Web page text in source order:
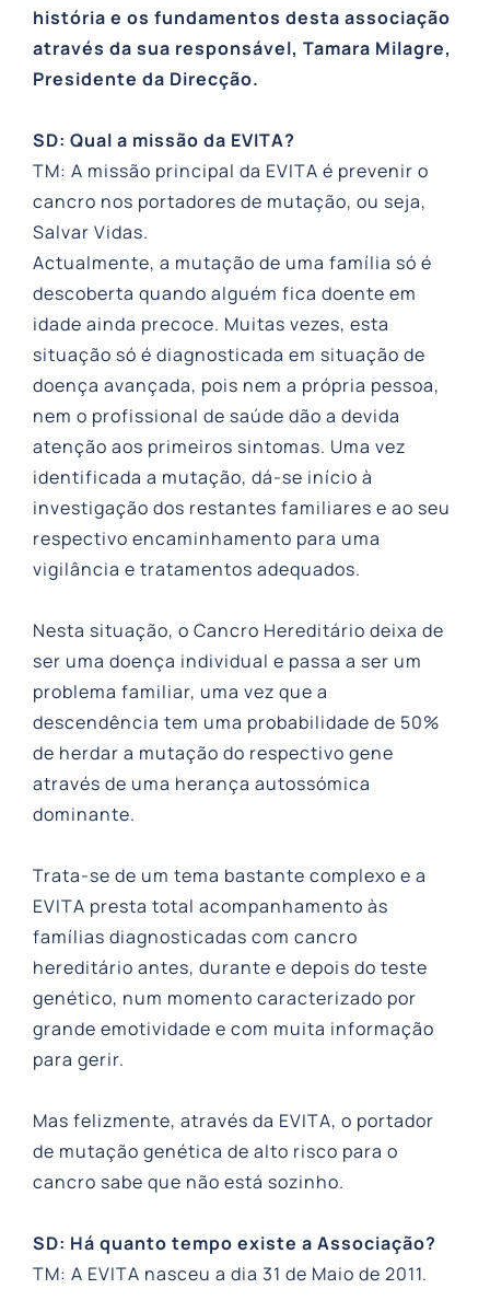
história e os fundamentos desta associação
através da sua responsável, Tamara Milagre,
Presidente da Direcção.
SD: Qual a missão da EVITA?
TM: A missão principal da EVITA é prevenir o
cancro nos portadores de mutação, ou seja,
Salvar Vidas.
Actualmente, a mutação de uma família só é
descoberta quando alguém fica doente em
idade ainda precoce. Muitas vezes, esta
situação só é diagnosticada em situação de
doença avançada, pois nem a própria pessoa,
nem o profissional de saúde dão a devida
atenção aos primeiros sintomas. Uma vez
identificada a mutação, dá-se início à
investigação dos restantes familiares e ao seu
respectivo encaminhamento para uma
vigilância e tratamentos adequados.
Nesta situação, o Cancro Hereditário deixa de
ser uma doença individual e passa a ser um
problema familiar, uma vez que a
descendência tem uma probabilidade de 50%
de herdar a mutação do respectivo gene
através de uma herança autossómica
dominante.
Trata-se de um tema bastante complexo e a
EVITA presta total acompanhamento às
famílias diagnosticadas com cancro
hereditário antes, durante e depois do teste
genético, num momento caracterizado por
grande emotividade e com muita informação
para gerir.
Mas felizmente, através da EVITA, o portador
de mutação genética de alto risco para o
cancro sabe que não está sozinho.
SD: Há quanto tempo existe a Associação?
TM: A EVITA nasceu a dia 31 de Maio de 2011.